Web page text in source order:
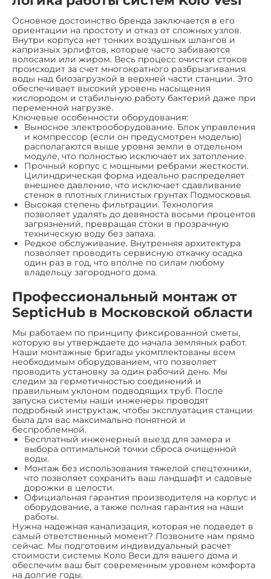
Основное достоинство бренда заключается в его
ориентации на простоту и отказ от сложных узлов.
Внутри корпуса нет тонких воздушных шлангов и
капризных эрлифтов, которые часто забиваются
волосами или жиром. Весь процесс очистки стоков
происходит за счет многократного разбрызгивания
воды над биозагрузкой в верхней части станции. Это
обеспечивает высокий уровень насыщения
кислородом и стабильную работу бактерий даже при
переменной нагрузке.
Ключевые особенности оборудования:
Выносное электрооборудование. Блок управления
и компрессор (если он предусмотрен моделью)
располагаются выше уровня земли в отдельном
модуле, что полностью исключает их затопление.
Прочный корпус с мощными ребрами жесткости.
Цилиндрическая форма идеально распределяет
внешнее давление, что исключает сдавливание
стенок в плотных глинистых грунтах Подмосковья.
Высокая степень фильтрации. Технология
позволяет удалять до девяноста восьми процентов
загрязнений, превращая стоки в прозрачную
техническую воду без запаха.
Редкое обслуживание. Внутренняя архитектура
позволяет проводить сервисную откачку осадка
один раз в год, что вполне по силам любому
владельцу загородного дома.
Профессиональный монтаж от
SepticHub в Московской области
Мы работаем по принципу фиксированной сметы,
которую вы утверждаете до начала земляных работ.
Наши монтажные бригады укомплектованы всем
необходимым оборудованием, что позволяет
проводить установку за один рабочий день. Мы
следим за герметичностью соединений и
правильным уклоном подводящих труб. После
запуска системы наши инженеры проводят
подробный инструктаж, чтобы эксплуатация станции
была для вас максимально понятной и
беспроблемной.
Бесплатный инженерный выезд для замера и
выбора оптимальной точки сброса очищенной
воды.
Монтаж без использования тяжелой спецтехники,
что позволяет сохранить ваш ландшафт и садовые
дорожки в целости.
Официальная гарантия производителя на корпус и
оборудование, а также полная гарантия на наши
работы.
Нужна надежная канализация, которая не подведет в
самый ответственный момент? Позвоните нам прямо
сейчас. Мы подготовим индивидуальный расчет
стоимости системы Коло Веси для вашего дома и
обеспечим ваш быт современным уровнем комфорта
на долгие годы.